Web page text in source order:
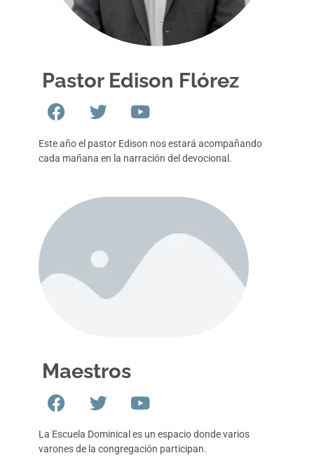
Pastor Edison Flórez
Este año el pastor Edison nos estará acompañando
cada mañana en la narración del devocional.
Maestros
La Escuela Dominical es un espacio donde varios
varones de la congregación participan.